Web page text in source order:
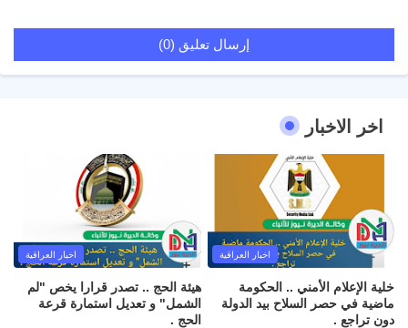
إرسال تعليق (0)
اخر الاخبار
اخبار العراقية
خلية الإعلام الأمني .. الحكومة
ماضية في حصر السلاح بيد الدولة
دون تراجع .
اخبار العراقية
هيئة الحج .. تصدر قرارا يخص "لم
الشمل" و تعديل استمارة قرعة
الحج .